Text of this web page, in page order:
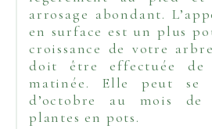
arrosage abondant.
en surface est un plus
croissance de votre
doit être effectuée de
matinée. Elle peut se
d’octobre au mois
plantes en pots.